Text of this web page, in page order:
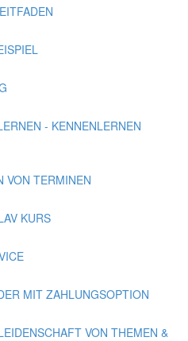
- KENNENLERNEN
VON TERMINEN
KURS
MIT ZAHLUNGSOPTION
VON THEMEN &